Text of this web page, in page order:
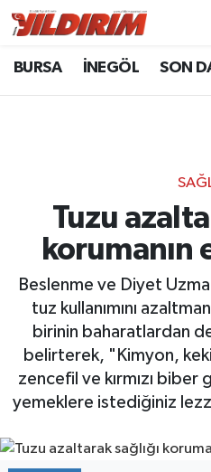
BURSA İNEGÖL SON
Tuzu
korumanın
Beslenme ve Diyet
tuz kullanımını
birinin baharatlardan
belirterek, "Kimyon,
zencefil ve kırmızı
yemeklere istediğiniz
BURSA
GÜNDEM
RESMİ İLANLAR
KÖŞE YAZILARI
SİYASET
Bursa Nöbetçi
Bursa Trafik Yoğunluk
Süper Lig Puan
Tüm Manşetler
Son Dakika Haberleri